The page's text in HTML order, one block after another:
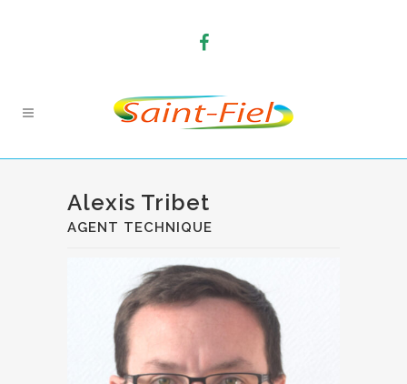
Alexis Tribet
AGENT TECHNIQUE